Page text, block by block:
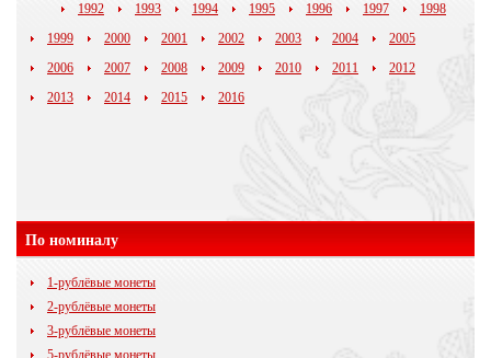
1992 1993 1994 1995 1996 1997
1998
1999
2000 2001 2002 2003 2004
2005
2006
2007 2008 2009 2010 2011
2012
2013
2014 2015 2016
По номиналу
1-рублёвые монеты
2-рублёвые монеты
3-рублёвые монеты
5-рублёвые монеты